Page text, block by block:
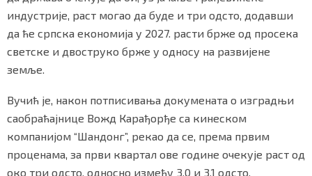
индустрије, раст могао да буде и три одсто, додавши
да ће српска економија у 2027. расти брже од просека
светске и двоструко брже у односу на развијене
земље.
Вучић је, након потписивања докумената о изградњи
саобраћајнице Вожд Карађорђе са кинеском
компанијом “Шандонг”, рекао да се, према првим
проценама, за први квартал ове године очекује раст од
око три одсто, односно између 3,0 и 3,1 одсто.